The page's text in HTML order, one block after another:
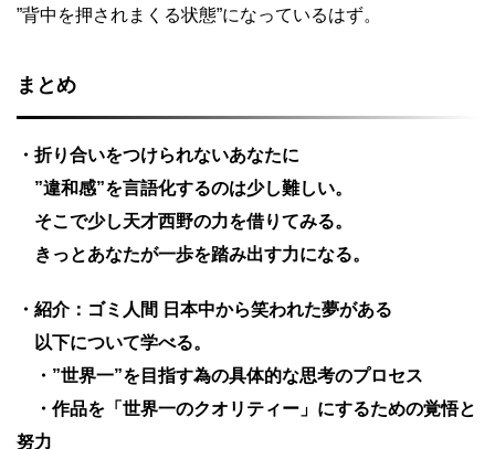
”背中を押されまくる状態”になっているはず。
まとめ
・折り合いをつけられないあなたに
”違和感”を言語化するのは少し難しい。
そこで少し天才西野の力を借りてみる。
きっとあなたが一歩を踏み出す力になる。
・紹介：ゴミ人間 日本中から笑われた夢がある
以下について学べる。
・”世界一”を目指す為の具体的な思考のプロセス
・作品を「世界一のクオリティー」にするための覚悟と
努力